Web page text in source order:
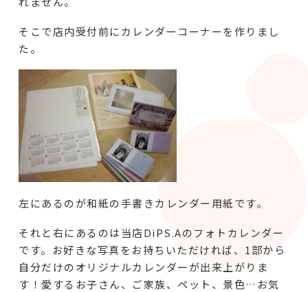
そこで店内受付前にカレンダーコーナーを作りまし
た。
左にあるのが和紙の手書きカレンダー用紙です。
それと右にあるのは当店DiPS.Aのフォトカレンダー
です。お好きな写真をお持ちいただければ、1部から
自分だけのオリジナルカレンダーが出来上がりま
す！愛するお子さん、ご家族、ペット、景色…お気